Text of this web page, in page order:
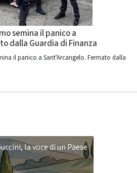
semina il panico a
dalla Guardia di Finanza
il panico a Sant'Arcangelo. Fermato dalla
la voce di un Paese